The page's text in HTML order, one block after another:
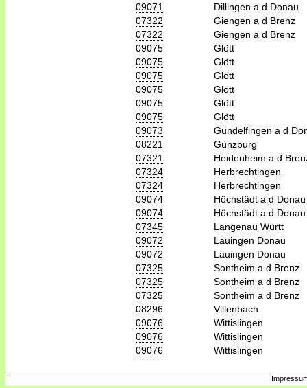
09071
Dillingen a d Donau
07322
Giengen a d Brenz
07322
Giengen a d Brenz
09075
Glött
09075
Glött
09075
Glött
09075
Glött
09075
Glött
09075
Glött
09073
Gundelfingen a d
08221
Günzburg
07321
Heidenheim a d
07324
Herbrechtingen
07324
Herbrechtingen
09074
Höchstädt a d Donau
09074
Höchstädt a d Donau
07345
Langenau Württ
09072
Lauingen Donau
09072
Lauingen Donau
07325
Sontheim a d Brenz
07325
Sontheim a d Brenz
07325
Sontheim a d Brenz
08296
Villenbach
09076
Wittislingen
09076
Wittislingen
09076
Wittislingen